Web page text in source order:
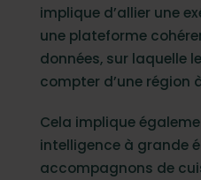
implique d’allier une
une plateforme
données, sur laquelle
compter d’une région
Cela implique
intelligence à grande
accompagnons de